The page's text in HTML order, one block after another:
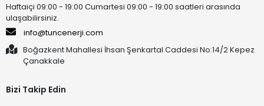
Haftaiçi 09:00 - 19:00 Cumartesi 09:00 - 19:00 saatleri arasında
ulaşabilirsiniz.
info@tuncenerji.com
Boğazkent Mahallesi İhsan Şenkartal Caddesi No:14/2 Kepez
Çanakkale
Bizi Takip Edin